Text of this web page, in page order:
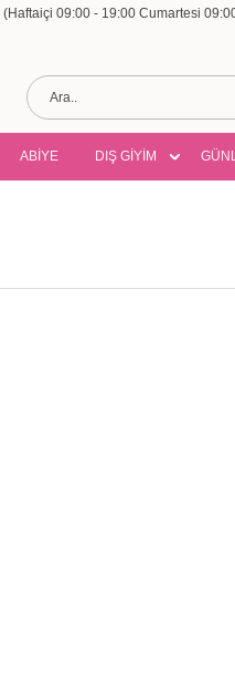
09:00 - 19:00 Cumartesi
ABİYE DIŞ GİYİM